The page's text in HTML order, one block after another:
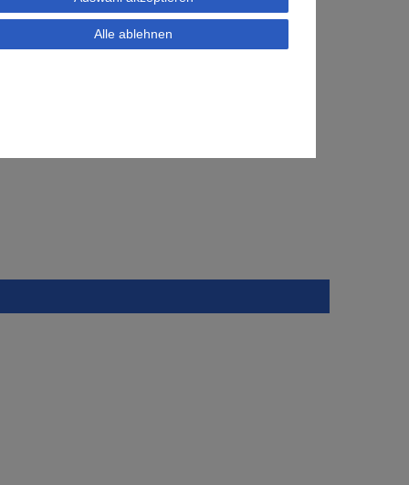
Alle ablehnen